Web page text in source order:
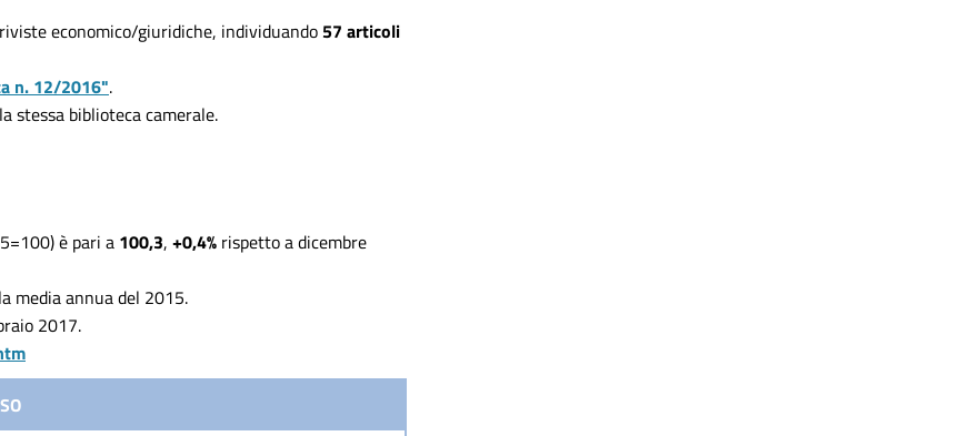
economico/giuridiche, individuando57 articoli
n. 12/2016".
stessa biblioteca camerale.
è pari a 100,3, +0,4% rispetto a dicembre
media annua del 2015.
2017.